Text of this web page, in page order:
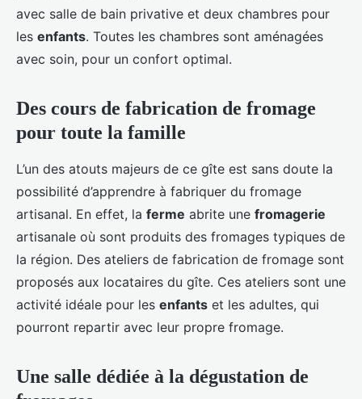
avec salle de bain privative et deux chambres pour
les enfants. Toutes les chambres sont aménagées
avec soin, pour un confort optimal.
Des cours de fabrication de fromage
pour toute la famille
L’un des atouts majeurs de ce gîte est sans doute la
possibilité d’apprendre à fabriquer du fromage
artisanal. En effet, la ferme abrite une fromagerie
artisanale où sont produits des fromages typiques de
la région. Des ateliers de fabrication de fromage sont
proposés aux locataires du gîte. Ces ateliers sont une
activité idéale pour les enfants et les adultes, qui
pourront repartir avec leur propre fromage.
Une salle dédiée à la dégustation de